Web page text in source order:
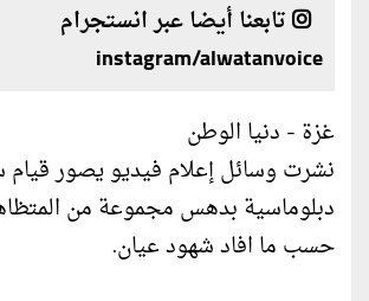
تابعنا أيضا عبر انستجرام
instagram/alwatanvoice
غزة - دنيا الوطن
نشرت وسائل إعلام فيديو يصور قيام
دبلوماسية بدهس مجموعة من
حسب ما افاد شهود عيان.